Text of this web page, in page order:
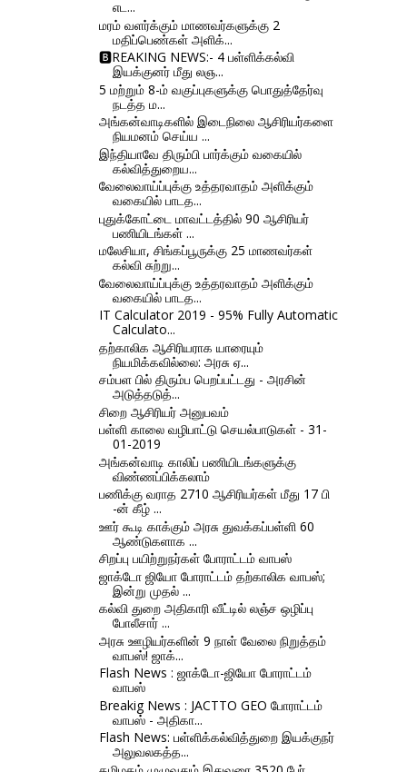
எட...
மரம் வளர்க்கும் மாணவர்களுக்கு 2
மதிப்பெண்கள் அளிக்...
🅱REAKING NEWS:- 4 பள்ளிக்கல்வி
இயக்குனர் மீது லஞ...
5 மற்றும் 8-ம் வகுப்புகளுக்கு பொதுத்தேர்வு
நடத்த ம...
அங்கன்வாடிகளில் இடைநிலை ஆசிரியர்களை
நியமனம் செய்ய ...
இந்தியாவே திரும்பி பார்க்கும் வகையில்
கல்வித்துறைய...
வேலைவாய்ப்புக்கு உத்தரவாதம் அளிக்கும்
வகையில் பாடத...
புதுக்கோட்டை மாவட்டத்தில் 90 ஆசிரியர்
பணியிடங்கள் ...
மலேசியா, சிங்கப்பூருக்கு 25 மாணவர்கள்
கல்வி சுற்று...
வேலைவாய்ப்புக்கு உத்தரவாதம் அளிக்கும்
வகையில் பாடத...
IT Calculator 2019 - 95% Fully Automatic
Calculato...
தற்காலிக ஆசிரியராக யாரையும்
நியமிக்கவில்லை: அரசு ஏ...
சம்பள பில் திரும்ப பெறப்பட்டது - அரசின்
அடுத்தடுத்...
சிறை ஆசிரியர் அனுபவம்
பள்ளி காலை வழிபாட்டு செயல்பாடுகள் - 31-
01-2019
அங்கன்வாடி காலிப் பணியிடங்களுக்கு
விண்ணப்பிக்கலாம்
பணிக்கு வராத 2710 ஆசிரியர்கள் மீது 17 பி
-ன் கீழ் ...
ஊர் கூடி காக்கும் அரசு துவக்கப்பள்ளி 60
ஆண்டுகளாக ...
சிறப்பு பயிற்றுநர்கள் போராட்டம் வாபஸ்
ஜாக்டோ ஜியோ போராட்டம் தற்காலிக வாபஸ்;
இன்று முதல் ...
கல்வி துறை அதிகாரி வீட்டில் லஞ்ச ஒழிப்பு
போலீசார் ...
அரசு ஊழியர்களின் 9 நாள் வேலை நிறுத்தம்
வாபஸ்! ஜாக்...
Flash News : ஜாக்டோ-ஜியோ போராட்டம்
வாபஸ்
Breakig News : JACTTO GEO போராட்டம்
வாபஸ் - அதிகா...
Flash News: பள்ளிக்கல்வித்துறை இயக்குநர்
அலுவலகத்த...